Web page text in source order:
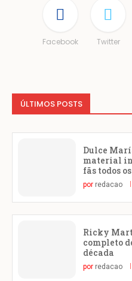
Facebook Twitter
ÚLTIMOS POSTS
Dulce
material
fãs todos
por redacao
Ricky
completo
década
por redacao